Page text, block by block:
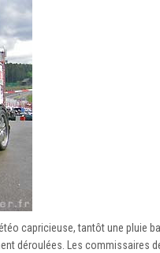
capricieuse, tantôt une pluie
déroulées. Les commissaires